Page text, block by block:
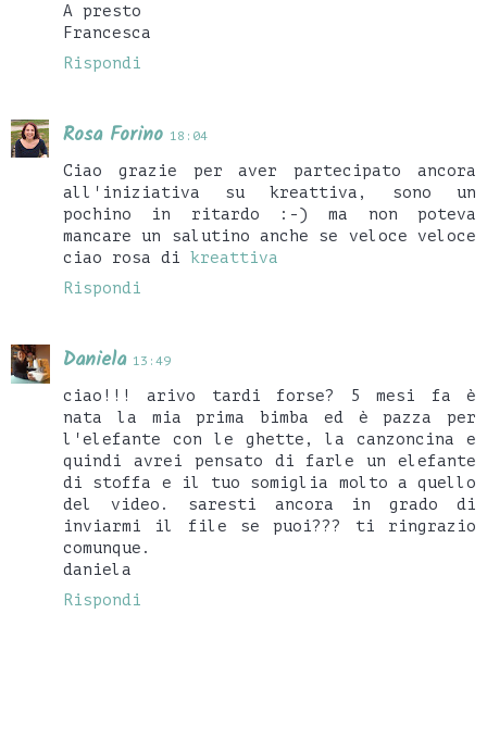
A presto
Francesca
Rispondi
Rosa Forino 18:04
Ciao grazie per aver partecipato ancora
all'iniziativa su kreattiva, sono un
pochino in ritardo :-) ma non poteva
mancare un salutino anche se veloce veloce
ciao rosa di kreattiva
Rispondi
Daniela 13:49
ciao!!! arivo tardi forse? 5 mesi fa è
nata la mia prima bimba ed è pazza per
l'elefante con le ghette, la canzoncina e
quindi avrei pensato di farle un elefante
di stoffa e il tuo somiglia molto a quello
del video. saresti ancora in grado di
inviarmi il file se puoi??? ti ringrazio
comunque.
daniela
Rispondi